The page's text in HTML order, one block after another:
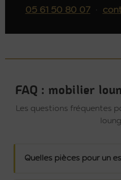
05 61 50 80 07·
FAQ : mobilier
Les questions fréquentes
Quelles pièces pour un